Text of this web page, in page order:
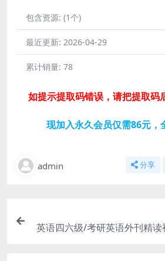
包含资源: (1个)
最近更新: 2026-04-29
累计销量: 78
如提示提取码错误，请把提取码
现加入永久会员仅需86元，
admin 分享
英语四六级/考研英语外刊精读